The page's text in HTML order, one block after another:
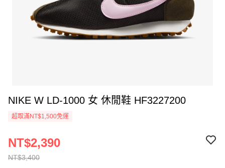
NIKE W LD-1000 女 休閒鞋 HF3227200
超取滿NT$1,500免運
NT$3,400
NT$2,390